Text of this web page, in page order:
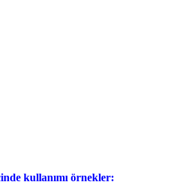
kullanımı örnekler: